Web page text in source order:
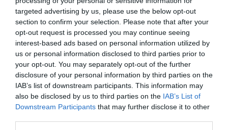
targeted advertising by us, please use the below opt-out
section to confirm your selection. Please note that after your
opt-out request is processed you may continue seeing
interest-based ads based on personal information utilized by
us or personal information disclosed to third parties prior to
your opt-out. You may separately opt-out of the further
disclosure of your personal information by third parties on the
IAB’s list of downstream participants. This information may
also be disclosed by us to third parties on the IAB’s List of
Downstream Participants that may further disclose it to other